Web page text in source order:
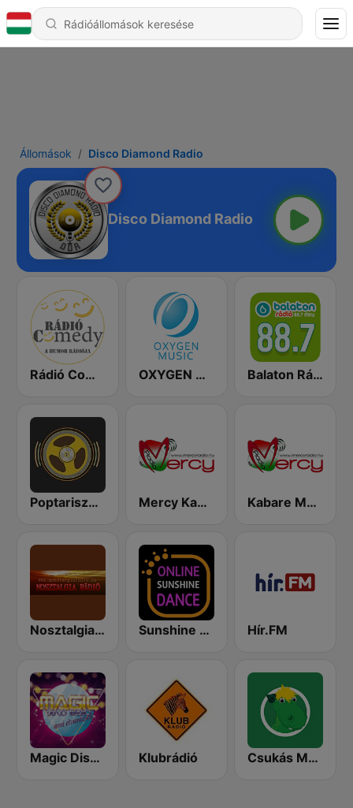
Állomások Disco Diamond Radio
Disco Diamond Radio
Rádió Comedy OXYGEN MUSIC Balaton Rádió
Poptarisznya Oldies Mercy Kabaré Kabare Magyar Radio
Nosztalgia rádió Sunshine Rádió Dance Hír.FM
Magic Disco Rádió Klubrádió Csukás Meserádió